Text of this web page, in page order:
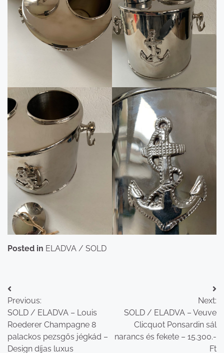
Posted in ELADVA / SOLD
Bejegyzés
navigáció
Previous:
SOLD / ELADVA – Louis
Roederer Champagne 8
palackos pezsgős jégkád –
Design díjas luxus
Next:
SOLD / ELADVA – Veuve
Clicquot Ponsardin sál
narancs és fekete – 15.300.-
Ft